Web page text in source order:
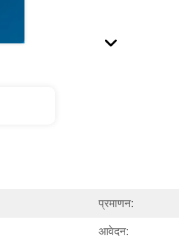
प्रमाणन:
आवेदन: